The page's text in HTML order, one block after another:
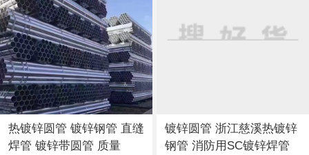
热镀锌圆管 镀锌钢管 直缝
焊管 镀锌带圆管 质量
镀锌圆管 浙江慈溪热镀锌
钢管 消防用SC镀锌焊管